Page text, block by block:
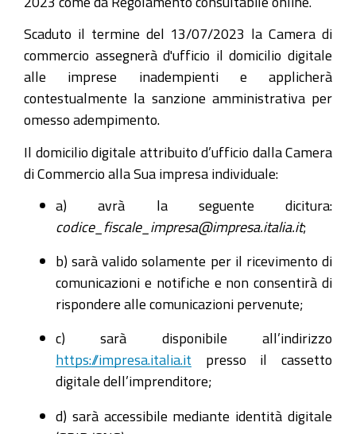
Scaduto il termine del 13/07/2023 la Camera di
commercio assegnerà d'ufficio il domicilio digitale
alle imprese inadempienti e applicherà
contestualmente la sanzione amministrativa per
omesso adempimento.
Il domicilio digitale attribuito d’ufficio dalla Camera
di Commercio alla Sua impresa individuale:
a) avrà la seguente dicitura:
codice_fiscale_impresa@impresa.italia.it;
b) sarà valido solamente per il ricevimento di
comunicazioni e notifiche e non consentirà di
rispondere alle comunicazioni pervenute;
c) sarà disponibile all’indirizzo
https://impresa.italia.it presso il cassetto
digitale dell’imprenditore;
d) sarà accessibile mediante identità digitale